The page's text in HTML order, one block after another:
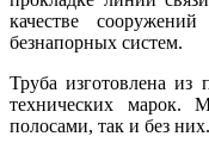
качестве
безнапорных систем.
Труба изготовлена из
технических марок.
полосами, так и без них.